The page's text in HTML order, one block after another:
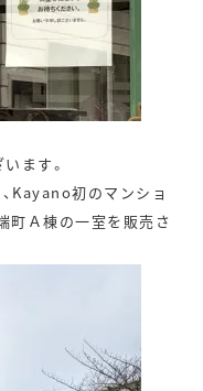
ます。
Kayano初のマンショ
町Ａ棟の一室を販売さ